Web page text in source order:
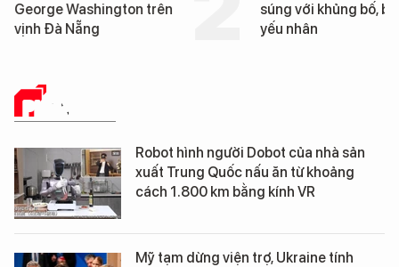
súng với khủng bố, bảo vệ
yếu nhân
tống tàu sân bay USS
George Washington
PHÂN TÍCH
Robot hình người Dobot của nhà sản
xuất Trung Quốc nấu ăn từ khoảng
cách 1.800 km bằng kính VR
Mỹ tạm dừng viện trợ, Ukraine tính